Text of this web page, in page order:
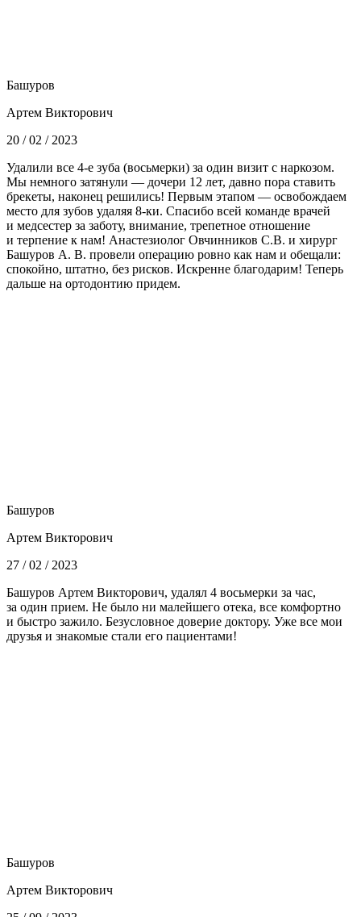
Башуров
Артем Викторович
20 / 02 / 2023
Удалили все 4-е зуба (восьмерки) за один визит с наркозом.
Мы немного затянули — дочери 12 лет, давно пора ставить
брекеты, наконец решились! Первым этапом — освобождаем
место для зубов удаляя 8-ки. Спасибо всей команде врачей
и медсестер за заботу, внимание, трепетное отношение
и терпение к нам! Анастезиолог Овчинников С.В. и хирург
Башуров А. В. провели операцию ровно как нам и обещали:
спокойно, штатно, без рисков. Искренне благодарим! Теперь
дальше на ортодонтию придем.
Башуров
Артем Викторович
27 / 02 / 2023
Башуров Артем Викторович, удалял 4 восьмерки за час,
за один прием. Не было ни малейшего отека, все комфортно
и быстро зажило. Безусловное доверие доктору. Уже все мои
друзья и знакомые стали его пациентами!
Башуров
Артем Викторович